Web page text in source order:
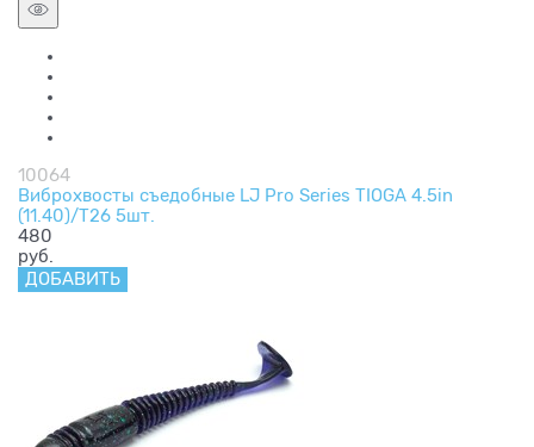
10064
Виброхвосты съедобные LJ Pro Series TIOGA 4.5in
(11.40)/T26 5шт.
480
руб.
ДОБАВИТЬ